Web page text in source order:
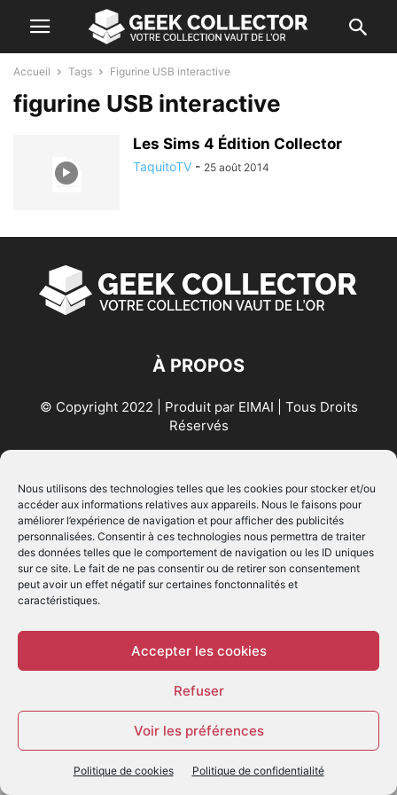
Nous utilisons des technologies telles que les cookies pour stocker et/ou
accéder aux informations relatives aux appareils. Nous le faisons pour
améliorer l’expérience de navigation et pour afficher des publicités
personnalisées. Consentir à ces technologies nous permettra de traiter
des données telles que le comportement de navigation ou les ID uniques
sur ce site. Le fait de ne pas consentir ou de retirer son consentement
peut avoir un effet négatif sur certaines fonctonnalités et
caractéristiques.
Accepter les cookies
Refuser
Voir les préférences
Politique de cookies Politique de confidentialité
Accueil Tags Figurine USB interactive
figurine USB interactive
Les Sims 4 Édition Collector
TaquitoTV - 25 août 2014
À PROPOS
© Copyright 2022 | Produit par EIMAI | Tous Droits
Réservés
SUIVEZ NOUS